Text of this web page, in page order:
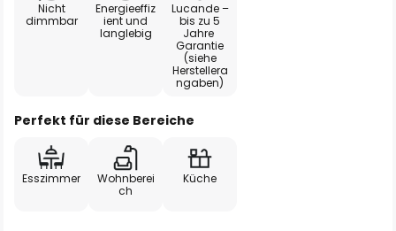
Nicht
dimmbar
Energieeffiz
ient und
langlebig
Lucande –
bis zu 5
Jahre
Garantie
(siehe
Herstellera
ngaben)
Perfekt für diese Bereiche
Esszimmer
Wohnberei
ch
Küche